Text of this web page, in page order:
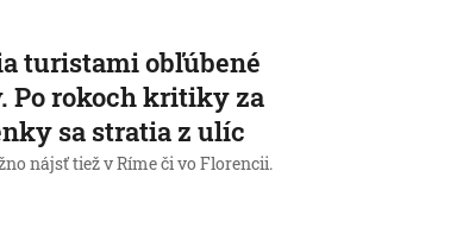
turistami obľúbené
Po rokoch kritiky za
sa stratia z ulíc
nájsť tiež v Ríme či vo Florencii.